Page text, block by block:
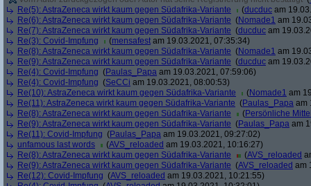
Re(5): AstraZeneca wirkt kaum gegen Südafrika-Variante
(ducduc am
Re(6): AstraZeneca wirkt kaum gegen Südafrika-Variante (Nomade1 am
Re(7): AstraZeneca wirkt kaum gegen Südafrika-Variante (ducduc am
Re(3): Covid-Impfung
(mensafest am 19.03.2021, 07:35:34)
Re(8): AstraZeneca wirkt kaum gegen Südafrika-Variante (Nomade1 am
Re(9): AstraZeneca wirkt kaum gegen Südafrika-Variante (ducduc am
Re(4): Covid-Impfung (Paulas_Papa am 19.03.2021, 07:59:06)
Re(4): Covid-Impfung (SeCCi am 19.03.2021, 08:00:53)
Re(10): AstraZeneca wirkt kaum gegen Südafrika-Variante
(Nomade1 am
Re(11): AstraZeneca wirkt kaum gegen Südafrika-Variante (Paulas_Papa am
Re(8): AstraZeneca wirkt kaum gegen Südafrika-Variante
(Persönliche
Re(9): AstraZeneca wirkt kaum gegen Südafrika-Variante (Paulas_Papa am
Re(11): Covid-Impfung (Paulas_Papa am 19.03.2021, 09:27:02)
unfamous last words
(AVS_reloaded am 19.03.2021, 10:16:27)
Re(8): AstraZeneca wirkt kaum gegen Südafrika-Variante
(AVS_reloaded
Re(9): AstraZeneca wirkt kaum gegen Südafrika-Variante (AVS_reloaded am
Re(12): Covid-Impfung (AVS_reloaded am 19.03.2021, 10:21:55)